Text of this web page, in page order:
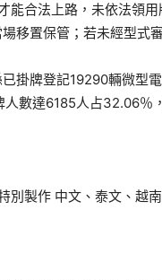
合法上路，未依法領用
移置保管；若未經型式
掛牌登記19290輛微型
數達6185人占32.06％
製作 中文、泰文、越